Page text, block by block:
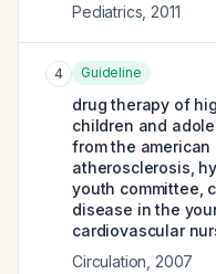
Pediatrics 2011
4 Guideline
drug therapy of
children and
from the
atherosclerosis,
youth committee,
disease in the
cardiovascular
Circulation 2007